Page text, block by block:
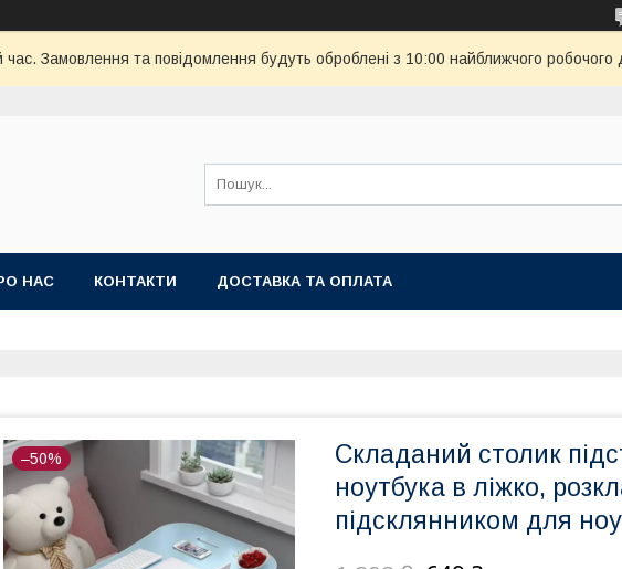
час. Замовлення та повідомлення будуть оброблені з 10:00 найближчого
НАС КОНТАКТИ ДОСТАВКА ТА ОПЛАТА
–50%
Складаний столик
ноутбука в ліжко,
підсклянником для